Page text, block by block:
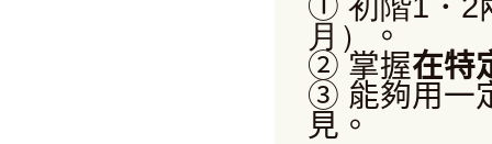
月）
。
② 掌握在特
③ 能夠用一
見。